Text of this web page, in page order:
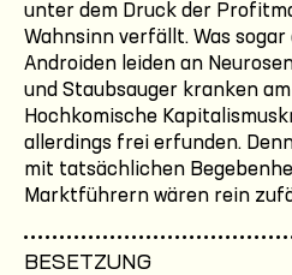
unter dem Druck der
Wahnsinn verfällt. Was
Androiden leiden an
und Staubsauger kranken
Hochkomische
allerdings frei erfunden.
mit tatsächlichen
Marktführern wären rein
BESETZUNG